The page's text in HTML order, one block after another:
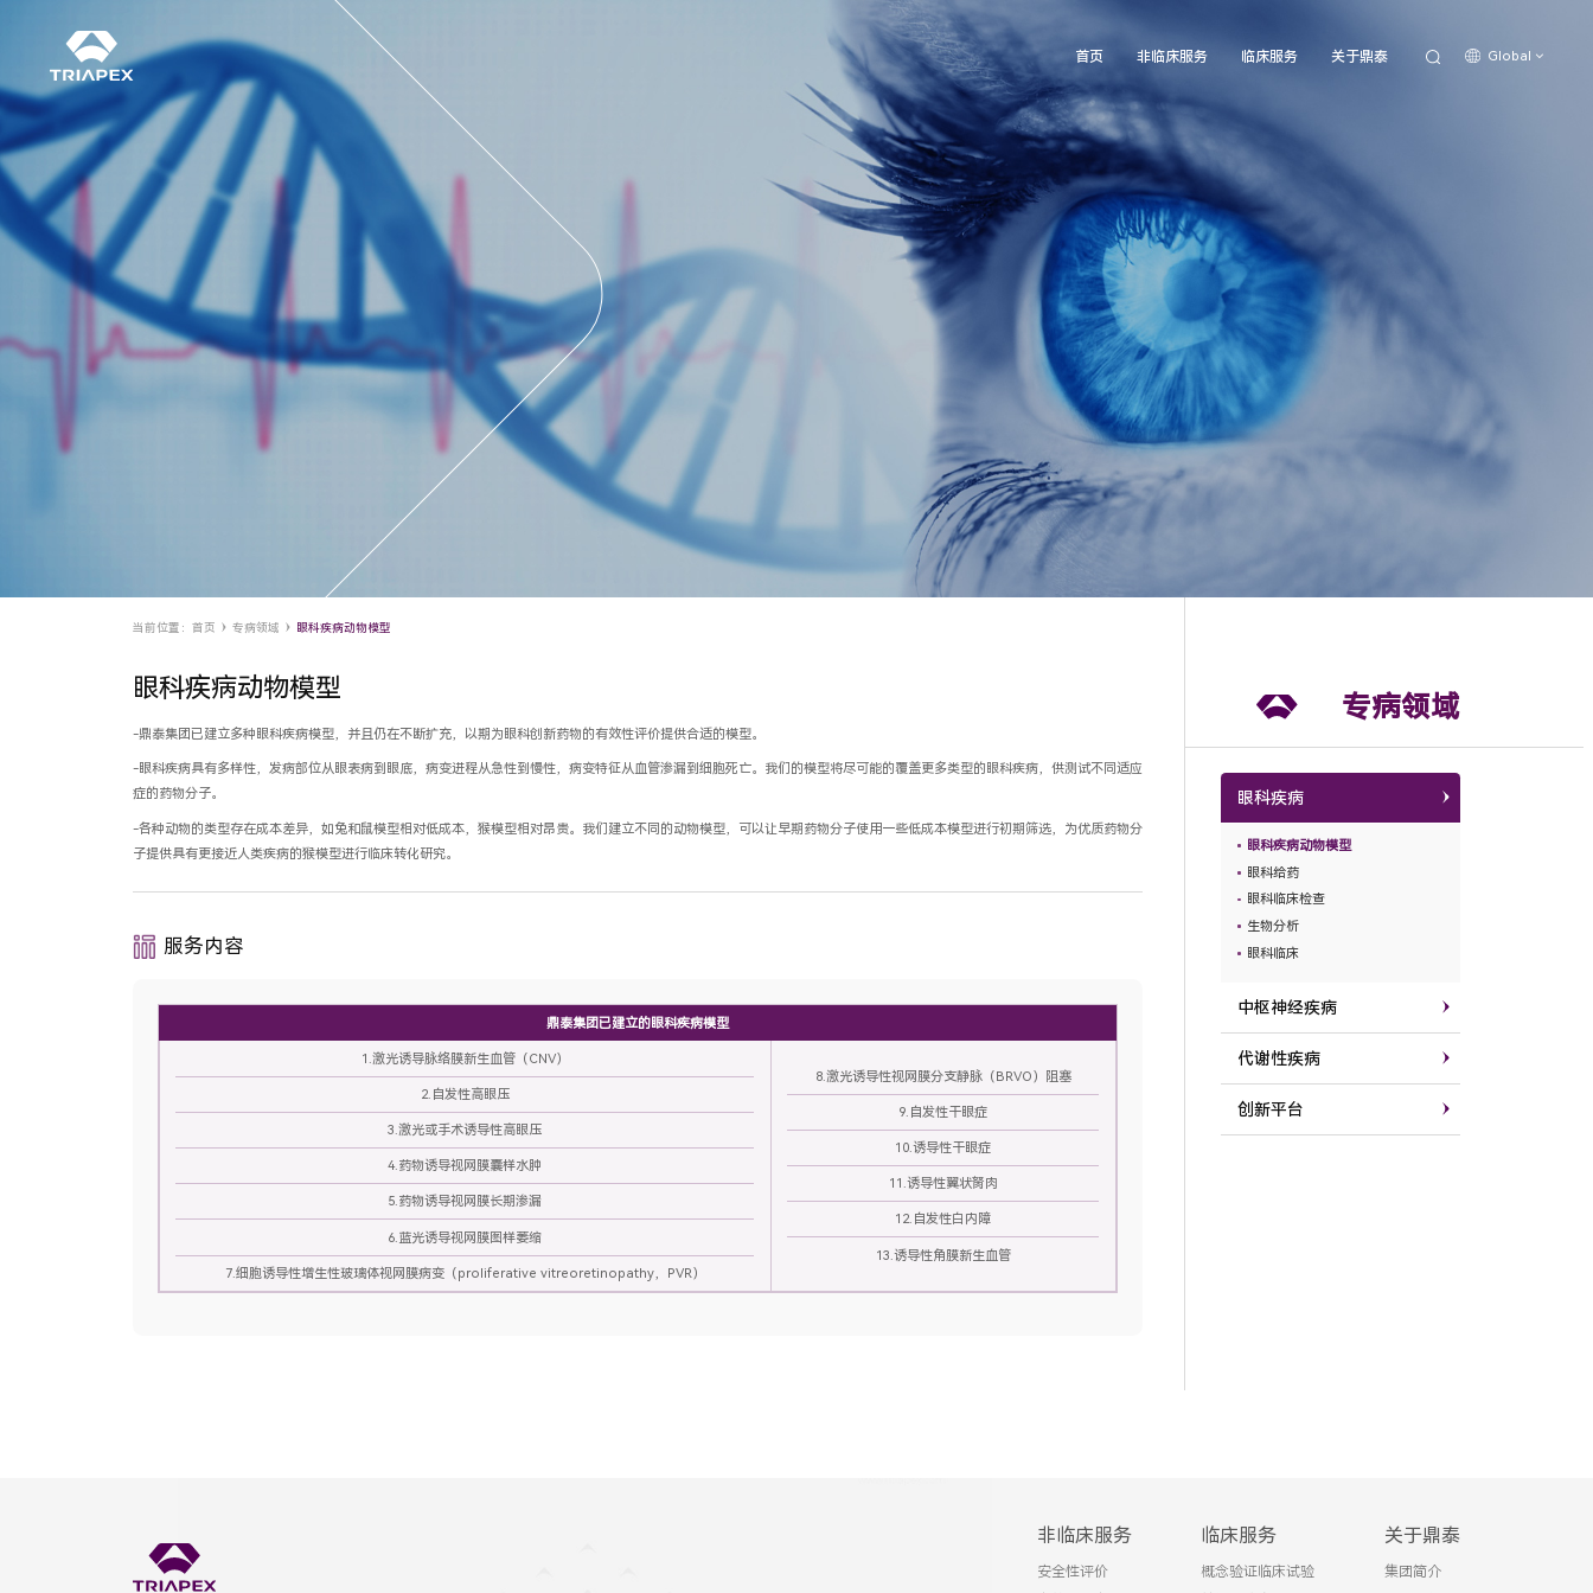
首页 非临床服务 临床服务 关于鼎泰 Global
当前位置： 首页 专病领域 眼科疾病动物模型
眼科疾病动物模型
-鼎泰集团已建立多种眼科疾病模型，并且仍在不断扩充，以期为眼科创新药物的有效性评价提供合适的模型。
-眼科疾病具有多样性，发病部位从眼表病到眼底，病变进程从急性到慢性，病变特征从血管渗漏到细胞死亡。我们的模型将尽可能的覆盖更多类型的眼科疾病，供测试不同适应
症的药物分子。
-各种动物的类型存在成本差异，如兔和鼠模型相对低成本，猴模型相对昂贵。我们建立不同的动物模型，可以让早期药物分子使用一些低成本模型进行初期筛选，为优质药物分
子提供具有更接近人类疾病的猴模型进行临床转化研究。
服务内容
鼎泰集团已建立的眼科疾病模型
1.激光诱导脉络膜新生血管（CNV）
2.自发性高眼压
3.激光或手术诱导性高眼压
4.药物诱导视网膜囊样水肿
5.药物诱导视网膜长期渗漏
6.蓝光诱导视网膜图样萎缩
7.细胞诱导性增生性玻璃体视网膜病变（proliferative vitreoretinopathy，PVR）
8.激光诱导性视网膜分支静脉（BRVO）阻塞
9.自发性干眼症
10.诱导性干眼症
11.诱导性翼状胬肉
12.自发性白内障
13.诱导性角膜新生血管
专病领域
眼科疾病
眼科疾病动物模型
眼科给药
眼科临床检查
生物分析
眼科临床
中枢神经疾病
代谢性疾病
创新平台
非临床服务
安全性评价
临床服务
概念验证临床试验
关于鼎泰
集团简介